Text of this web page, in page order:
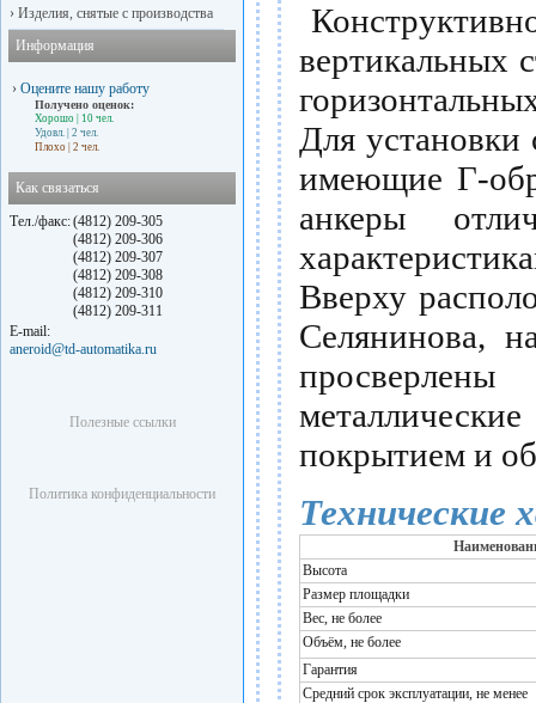
вертикальных
Для установки
имеющие Г-
анкеры
Вверху
Селянинова,
покрытием и
Технические
Высота
Размер площадки
Вес, не более
Объём, не более
Гарантия
Средний срок эксплуатации, не менее
› Изделия, снятые с производства
Информация
› Оцените нашу работу
Получено оценок:
Хорошо | 10 чел.
Удовл. | 2 чел.
Плохо | 2 чел.
Как связаться
Тел./факс:(4812) 209-305
(4812) 209-306
(4812) 209-307
(4812) 209-308
(4812) 209-310
(4812) 209-311
E-mail:
aneroid@td-automatika.ru
Полезные ссылки
Политика конфиденциальности